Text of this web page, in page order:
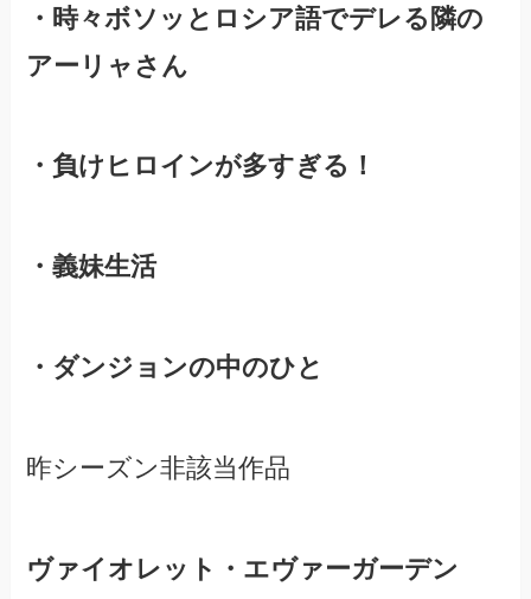
・時々ボソッとロシア語でデレる隣の
アーリャさん
・負けヒロインが多すぎる！
・義妹生活
・ダンジョンの中のひと
昨シーズン非該当作品
ヴァイオレット・エヴァーガーデン